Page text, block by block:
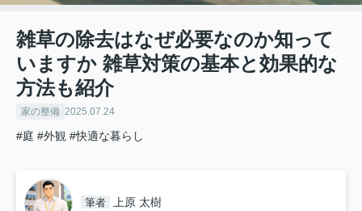
雑草の除去はなぜ必要なのか知って
いますか 雑草対策の基本と効果的な
方法も紹介
家の整備 2025.07.24
#庭 #外観 #快適な暮らし
筆者 上原 太樹